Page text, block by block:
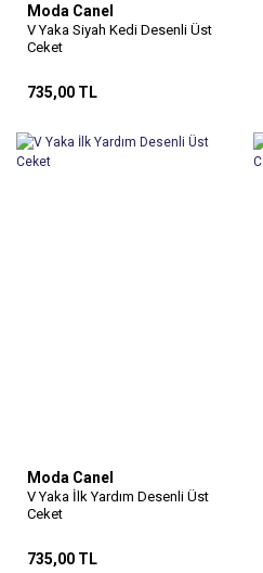
Moda Canel
V Yaka Siyah Kedi Desenli Üst
Ceket
735,00 TL
Moda Canel
V Yaka İlk Yardım Desenli Üst
Ceket
735,00 TL